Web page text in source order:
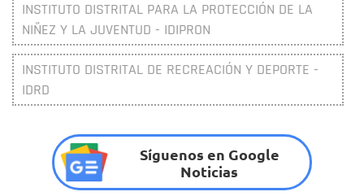
INSTITUTO DISTRITAL PARA LA PROTECCIÓN DE LA
NIÑEZ Y LA JUVENTUD - IDIPRON
INSTITUTO DISTRITAL DE RECREACIÓN Y DEPORTE -
IDRD
Síguenos en Google
Noticias